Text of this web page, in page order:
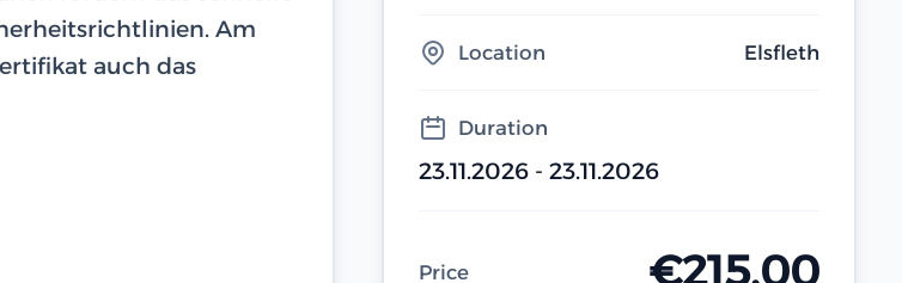
Am
auch das
Location Elsfleth
Duration
23.11.2026 - 23.11.2026
Price €215.00